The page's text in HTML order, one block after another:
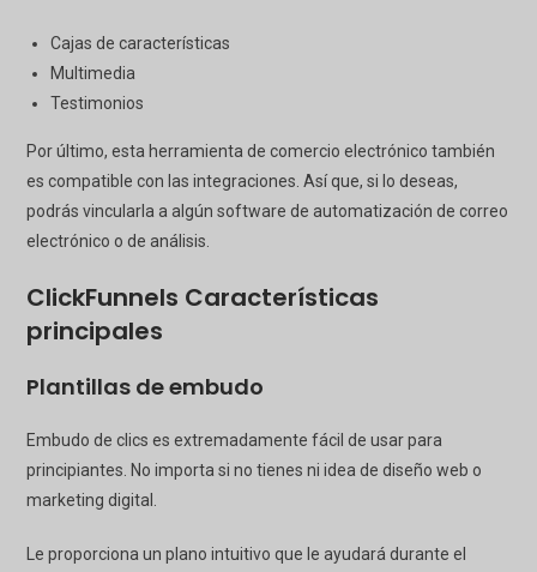
Cajas de características
Multimedia
Testimonios
Por último, esta herramienta de comercio electrónico también
es compatible con las integraciones. Así que, si lo deseas,
podrás vincularla a algún software de automatización de correo
electrónico o de análisis.
ClickFunnels Características
principales
Plantillas de embudo
Embudo de clicses extremadamente fácil de usar para
principiantes. No importa si no tienes ni idea de diseño web o
marketing digital.
Le proporciona un plano intuitivo que le ayudará durante el